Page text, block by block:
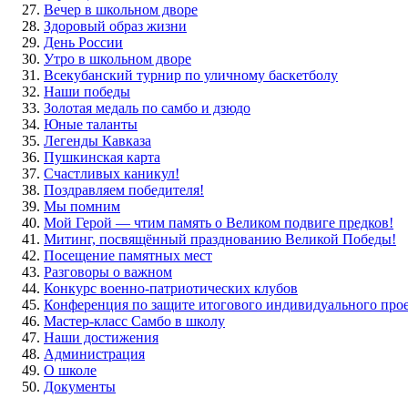
Вечер в школьном дворе
Здоровый образ жизни
День России
Утро в школьном дворе
Всекубанский турнир по уличному баскетболу
Наши победы
Золотая медаль по самбо и дзюдо
Юные таланты
Легенды Кавказа
Пушкинская карта
Счастливых каникул!
Поздравляем победителя!
Мы помним
Мой Герой — чтим память о Великом подвиге предков!
Митинг, посвящённый празднованию Великой Победы!
Посещение памятных мест
Разговоры о важном
Конкурс военно-патриотических клубов
Конференция по защите итогового индивидуального
Мастер-класс Самбо в школу
Наши достижения
Администрация
О школе
Документы